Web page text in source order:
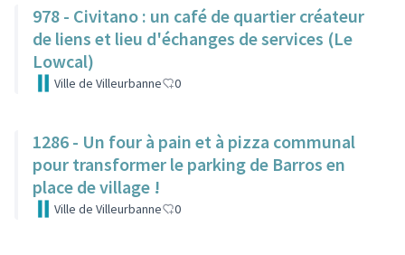
978 - Civitano : un café de quartier créateur
de liens et lieu d'échanges de services (Le
Lowcal)
Ville de Villeurbanne 0
1286 - Un four à pain et à pizza communal
pour transformer le parking de Barros en
place de village !
Ville de Villeurbanne 0